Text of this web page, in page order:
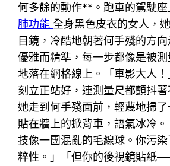
何多餘的動作**。跑車的駕駛
肺功能全身黑色皮衣的女人，
目鏡，冷酷地朝著何手殘的方
優雅而精準，每一步都像是被
地落在網格線上。「車影大人
刻立正站好，連測量尺都顫抖著
她走到何手殘面前，輕蔑地掃
貼在牆上的掀背車，語氣冰冷
技像一團混亂的毛線球。你污
粹性。」「但你的後視鏡貼紙